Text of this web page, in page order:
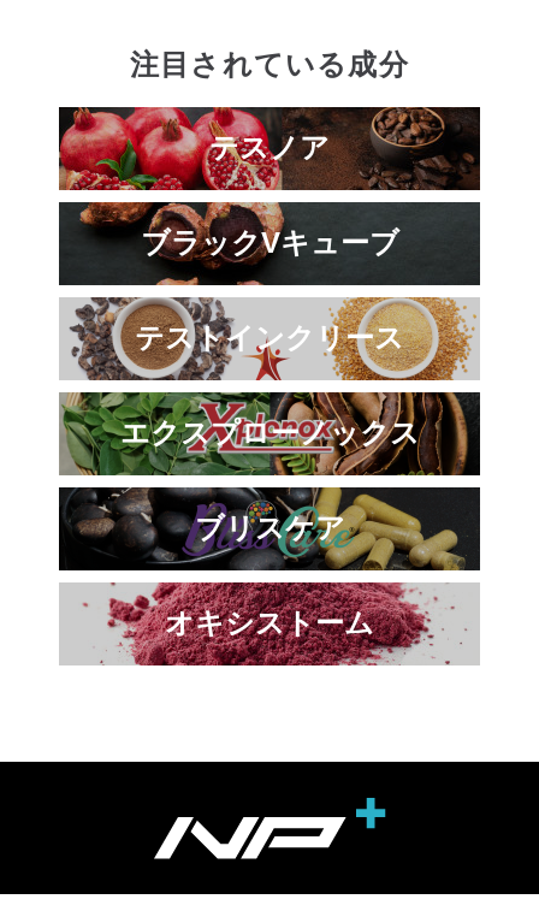
注目されている成分
テスノア
ブラックVキューブ
テストインクリース
エクスプローノックス
ブリスケア
オキシストーム